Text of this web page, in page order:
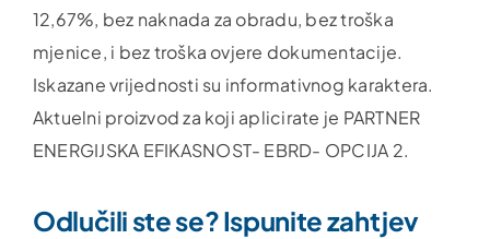
12,67%, bez naknada za obradu, bez troška
mjenice, i bez troška ovjere dokumentacije.
Iskazane vrijednosti su informativnog karaktera.
Aktuelni proizvod za koji aplicirate je PARTNER
ENERGIJSKA EFIKASNOST- EBRD- OPCIJA 2.
Odlučili ste se? Ispunite zahtjev